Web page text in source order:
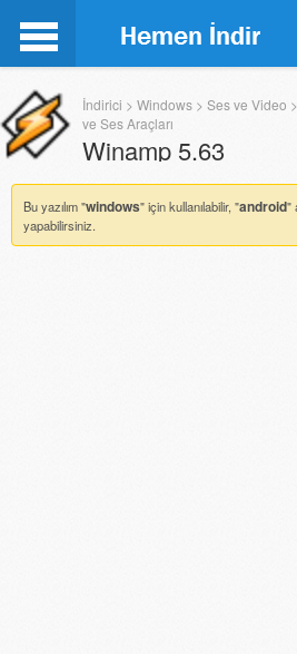
İndirici > Windows > Ses ve Video >
ve Ses Araçları
Winamp 5.63
Bu yazılım "windows" için kullanılabilir, "android"
yapabilirsiniz.